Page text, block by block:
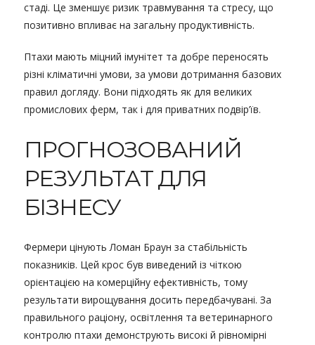
стаді. Це зменшує ризик травмування та стресу, що
позитивно впливає на загальну продуктивність.
Птахи мають міцний імунітет та добре переносять
різні кліматичні умови, за умови дотримання базових
правил догляду. Вони підходять як для великих
промислових ферм, так і для приватних подвір’їв.
ПРОГНОЗОВАНИЙ
РЕЗУЛЬТАТ ДЛЯ
БІЗНЕСУ
Фермери цінують Ломан Браун за стабільність
показників. Цей крос був виведений із чіткою
орієнтацією на комерційну ефективність, тому
результати вирощування досить передбачувані. За
правильного раціону, освітлення та ветеринарного
контролю птахи демонструють високі й рівномірні